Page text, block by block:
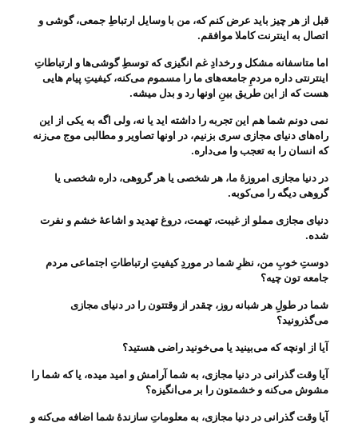
قبل از هر چیز باید عرض کنم که، من با وسایل ارتباطِ جمعی، گوشی و
اتصال به اینترنت کاملا موافقم.
اما متاسفانه مشکل و رخدادِ غم انگیزی که توسطِ گوشی‌ها و ارتباطاتِ
اینترنتی داره مردمِ جامعه‌های ما را مسموم می‌‌کنه، کیفیتِ پیام هایی
هست که از این طریق بینِ اونها رد و بدل میشه.
نمی دونم شما هم این تجربه را داشته اید یا نه، ولی‌ اگه به یکی از این
راه‌های دنیای مجازی سری بزنیم، در اونها تصاویر و مطالبی موج می‌‌زنه
که انسان را به تعجب وا می‌‌داره.
در دنیا مجازی امروزهٔ ما، هر شخصی یا هر گروهی، داره شخصی یا
گروهی دیگه را می‌‌کوبه.
دنیای مجازی مملو از غیبت، تهمت، دروغ تهدید و اشاعهٔ خشم و نفرت
شده.
دوستِ خوبِ من، نظرِ شما در موردِ کیفیتِ ارتباطاتِ اجتماعی مردم
جامعه تون چیه؟
شما در طولِ هر شبانه روز، چقدر از وقتتون را در دنیای مجازی
می‌‌گذرونید؟
آیا از اونچه که می‌‌بینید یا می‌‌خونید راضی هستید؟
آیا وقت گذرانی در دنیا مجازی، به شما آرامش و امید میده، یا که شما را
مشوش می‌‌کنه و خشمتون را بر می‌‌انگیزه؟
آیا وقت گذرانی در دنیا مجازی، به معلوماتِ سازندهٔ شما اضافه می‌‌کنه و